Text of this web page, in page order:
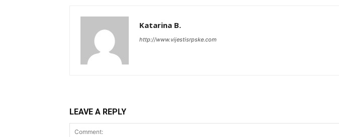
Katarina B.
http://www.vijestisrpske.com
LEAVE A REPLY